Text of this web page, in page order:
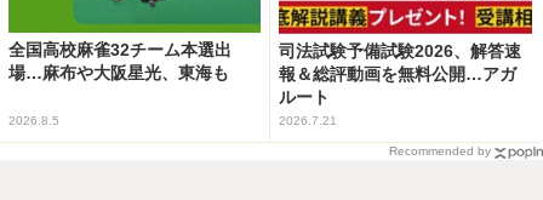
全国高校麻雀32チーム本選出
場…麻布や大阪星光、東海も
2026.8.5
司法試験予備試験2026、解答速
報＆総評動画を無料公開…アガ
ルート
2026.7.21
Recommended by